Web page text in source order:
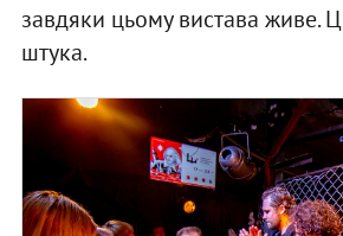
завдяки цьому вистава живе.
штука.